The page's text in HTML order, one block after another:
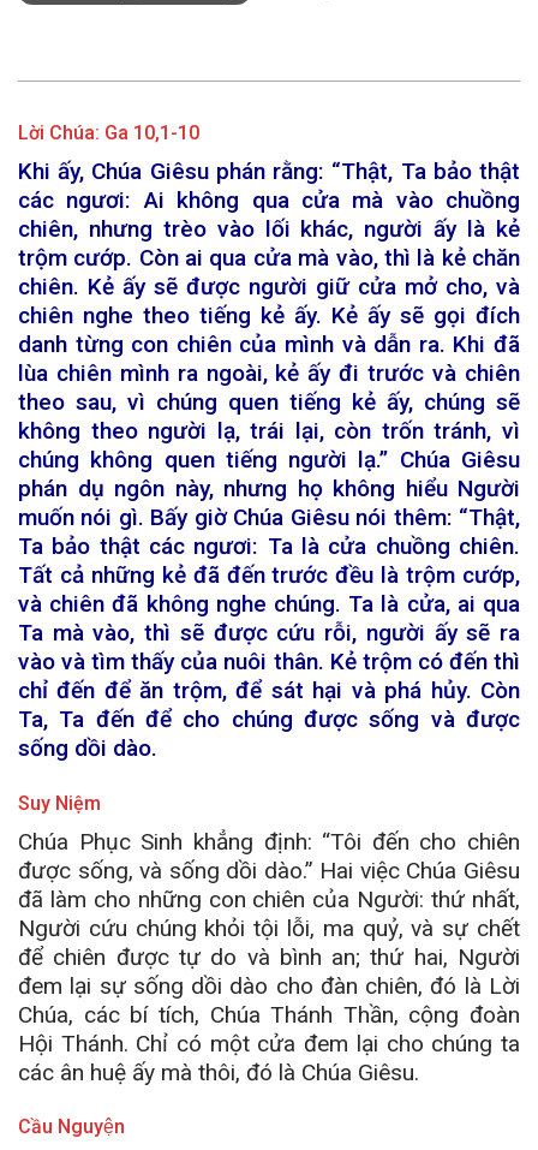
Lời Chúa: Ga 10,1-10
Khi ấy, Chúa Giêsu phán rằng: “Thật, Ta bảo thật
các ngươi: Ai không qua cửa mà vào chuồng
chiên, nhưng trèo vào lối khác, người ấy là kẻ
trộm cướp. Còn ai qua cửa mà vào, thì là kẻ chăn
chiên. Kẻ ấy sẽ được người giữ cửa mở cho, và
chiên nghe theo tiếng kẻ ấy. Kẻ ấy sẽ gọi đích
danh từng con chiên của mình và dẫn ra. Khi đã
lùa chiên mình ra ngoài, kẻ ấy đi trước và chiên
theo sau, vì chúng quen tiếng kẻ ấy, chúng sẽ
không theo người lạ, trái lại, còn trốn tránh, vì
chúng không quen tiếng người lạ.” Chúa Giêsu
phán dụ ngôn này, nhưng họ không hiểu Người
muốn nói gì. Bấy giờ Chúa Giêsu nói thêm: “Thật,
Ta bảo thật các ngươi: Ta là cửa chuồng chiên.
Tất cả những kẻ đã đến trước đều là trộm cướp,
và chiên đã không nghe chúng. Ta là cửa, ai qua
Ta mà vào, thì sẽ được cứu rỗi, người ấy sẽ ra
vào và tìm thấy của nuôi thân. Kẻ trộm có đến thì
chỉ đến để ăn trộm, để sát hại và phá hủy. Còn
Ta, Ta đến để cho chúng được sống và được
sống dồi dào.
Suy Niệm
Chúa Phục Sinh khẳng định: “Tôi đến cho chiên
được sống, và sống dồi dào.” Hai việc Chúa Giêsu
đã làm cho những con chiên của Người: thứ nhất,
Người cứu chúng khỏi tội lỗi, ma quỷ, và sự chết
để chiên được tự do và bình an; thứ hai, Người
đem lại sự sống dồi dào cho đàn chiên, đó là Lời
Chúa, các bí tích, Chúa Thánh Thần, cộng đoàn
Hội Thánh. Chỉ có một cửa đem lại cho chúng ta
các ân huệ ấy mà thôi, đó là Chúa Giêsu.
Cầu Nguyện